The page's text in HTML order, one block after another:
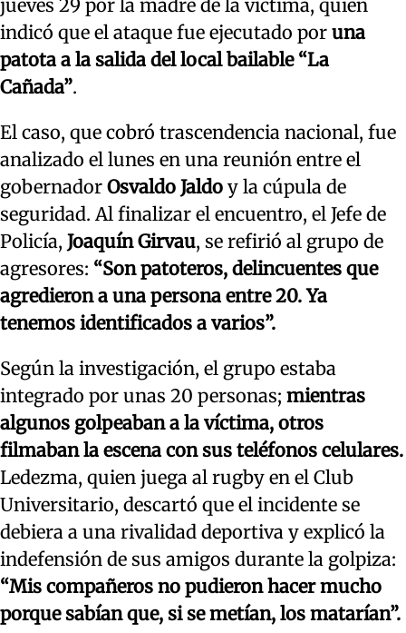
jueves 29 por la madre de la víctima, quien
indicó que el ataque fue ejecutado por una
patota a la salida del local bailable “La
Cañada”.
El caso, que cobró trascendencia nacional, fue
analizado el lunes en una reunión entre el
gobernador Osvaldo Jaldo y la cúpula de
seguridad. Al finalizar el encuentro, el Jefe de
Policía, Joaquín Girvau, se refirió al grupo de
agresores: “Son patoteros, delincuentes que
agredieron a una persona entre 20. Ya
tenemos identificados a varios”.
Según la investigación, el grupo estaba
integrado por unas 20 personas; mientras
algunos golpeaban a la víctima, otros
filmaban la escena con sus teléfonos celulares.
Ledezma, quien juega al rugby en el Club
Universitario, descartó que el incidente se
debiera a una rivalidad deportiva y explicó la
indefensión de sus amigos durante la golpiza:
“Mis compañeros no pudieron hacer mucho
porque sabían que, si se metían, los matarían”.